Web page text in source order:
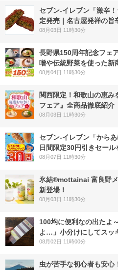
セブン-イレブン「激辛
定発売｜名古屋発祥の旨
08月03日 11時30分
長野県150周年記念フェ
噌や伝統野菜を使った新
08月04日 11時30分
関西限定！和歌山の恵
フェア』全商品徹底紹介
08月03日 11時30分
セブン‐イレブン「から
日間限定30円引きセール
08月07日 11時30分
氷結®mottainai 富良野
新登場！
08月03日 11時30分
100均に便利なの出たよ
よ…」小分けにしてスッ
08月02日 11時00分
虫が苦手な初心者も安心